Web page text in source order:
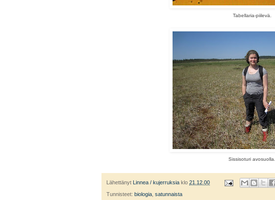
Tabellaria-piilevä.
Sissisoturi avosuolla.
Lähettänyt Linnea / kujerruksia klo 21.12.00
Tunnisteet: biologia, satunnaista